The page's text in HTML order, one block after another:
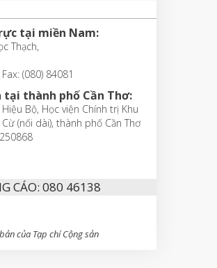
tại miền Nam:
Thạch,
(080) 84081
tại thành phố Cần Thơ:
Bộ, Học viện Chính trị Khu
(nối dài), thành phố Cần Thơ
CÁO: 080 46138
của Tạp chí Cộng sản